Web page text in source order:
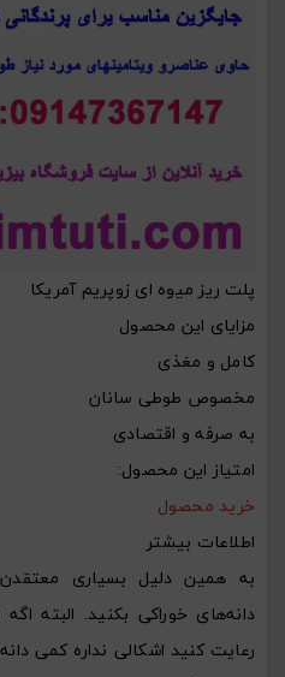
پلت ریز میوه ای زوپریم آمریکا
مزایای این محصول
کامل و مغذی
مخصوص طوطی سانان
به صرفه و اقتصادی
امتیاز این محصول:
خرید محصول
اطلاعات بیشتر
به همین دلیل بسیاری
دانه‌های خوراکی بکنید. البته
رعایت کنید اشکالی نداره کمی